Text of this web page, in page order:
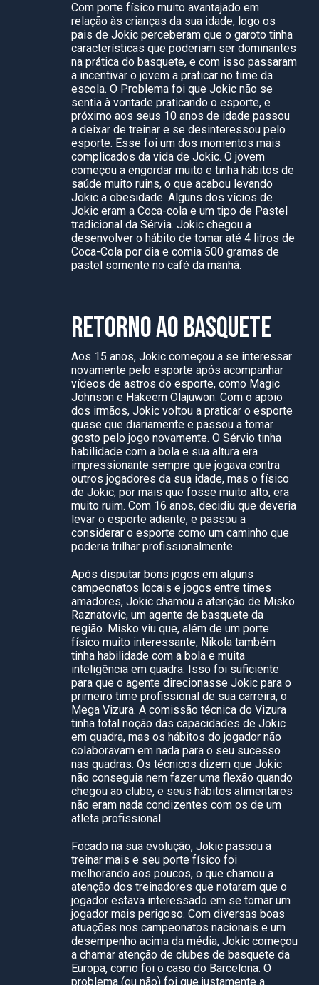
Com porte físico muito avantajado em
relação às crianças da sua idade, logo os
pais de Jokic perceberam que o garoto tinha
características que poderiam ser dominantes
na prática do basquete, e com isso passaram
a incentivar o jovem a praticar no time da
escola. O Problema foi que Jokic não se
sentia à vontade praticando o esporte, e
próximo aos seus 10 anos de idade passou
a deixar de treinar e se desinteressou pelo
esporte. Esse foi um dos momentos mais
complicados da vida de Jokic. O jovem
começou a engordar muito e tinha hábitos de
saúde muito ruins, o que acabou levando
Jokic a obesidade. Alguns dos vícios de
Jokic eram a Coca-cola e um tipo de Pastel
tradicional da Sérvia. Jokic chegou a
desenvolver o hábito de tomar até 4 litros de
Coca-Cola por dia e comia 500 gramas de
pastel somente no café da manhã.
RETORNO AO BASQUETE
Aos 15 anos, Jokic começou a se interessar
novamente pelo esporte após acompanhar
vídeos de astros do esporte, como Magic
Johnson e Hakeem Olajuwon. Com o apoio
dos irmãos, Jokic voltou a praticar o esporte
quase que diariamente e passou a tomar
gosto pelo jogo novamente. O Sérvio tinha
habilidade com a bola e sua altura era
impressionante sempre que jogava contra
outros jogadores da sua idade, mas o físico
de Jokic, por mais que fosse muito alto, era
muito ruim. Com 16 anos, decidiu que deveria
levar o esporte adiante, e passou a
considerar o esporte como um caminho que
poderia trilhar profissionalmente.
Após disputar bons jogos em alguns
campeonatos locais e jogos entre times
amadores, Jokic chamou a atenção de Misko
Raznatovic, um agente de basquete da
região. Misko viu que, além de um porte
físico muito interessante, Nikola também
tinha habilidade com a bola e muita
inteligência em quadra. Isso foi suficiente
para que o agente direcionasse Jokic para o
primeiro time profissional de sua carreira, o
Mega Vizura. A comissão técnica do Vizura
tinha total noção das capacidades de Jokic
em quadra, mas os hábitos do jogador não
colaboravam em nada para o seu sucesso
nas quadras. Os técnicos dizem que Jokic
não conseguia nem fazer uma flexão quando
chegou ao clube, e seus hábitos alimentares
não eram nada condizentes com os de um
atleta profissional.
Focado na sua evolução, Jokic passou a
treinar mais e seu porte físico foi
melhorando aos poucos, o que chamou a
atenção dos treinadores que notaram que o
jogador estava interessado em se tornar um
jogador mais perigoso. Com diversas boas
atuações nos campeonatos nacionais e um
desempenho acima da média, Jokic começou
a chamar atenção de clubes de basquete da
Europa, como foi o caso do Barcelona. O
problema (ou não) foi que justamente a